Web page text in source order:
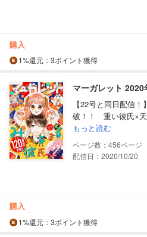
購入
1%還元 ：3ポイント獲得
マーガレット 2020
【22号と同日配信
破！！ 重い彼氏×天
もっと読む
456
配信日：2020/10/20
購入
1%還元 ：3ポイント獲得